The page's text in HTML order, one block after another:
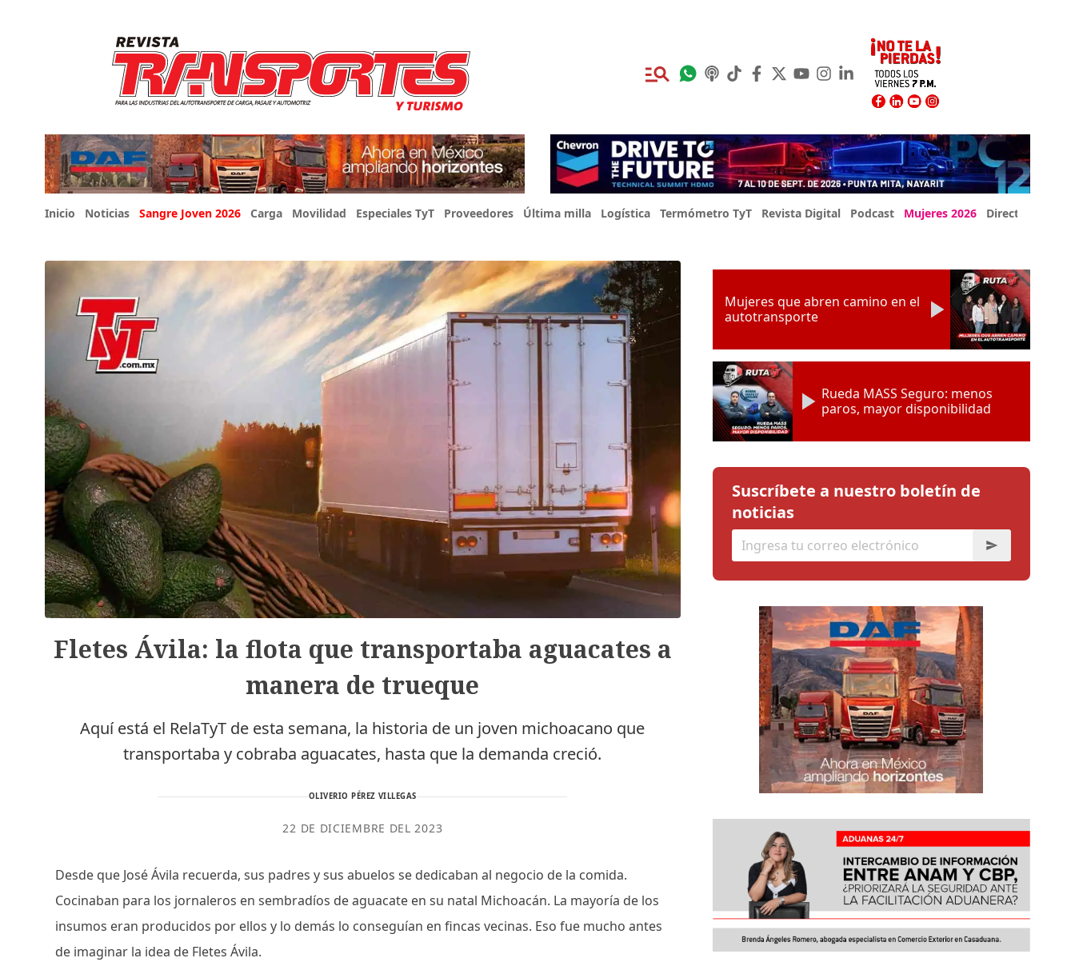
Inicio Noticias Sangre Joven 2026 Carga Movilidad Especiales TyT Proveedores Última milla Logística Termómetro TyT Revista Digital Podcast Mujeres 2026 Directorio Expo
Fletes Ávila: la flota que transportaba aguacates a
manera de trueque
Aquí está el RelaTyT de esta semana, la historia de un joven michoacano que
transportaba y cobraba aguacates, hasta que la demanda creció.
OLIVERIO PÉREZ VILLEGAS
22 DE DICIEMBRE DEL 2023
Desde que José Ávila recuerda, sus padres y sus abuelos se dedicaban al negocio de la comida.
Cocinaban para los jornaleros en sembradíos de aguacate en su natal Michoacán. La mayoría de los
insumos eran producidos por ellos y lo demás lo conseguían en fincas vecinas. Eso fue mucho antes
de imaginar la idea de Fletes Ávila.
Mujeres que abren camino en el
autotransporte
Rueda MASS Seguro: menos
paros, mayor disponibilidad
Suscríbete a nuestro boletín de
noticias